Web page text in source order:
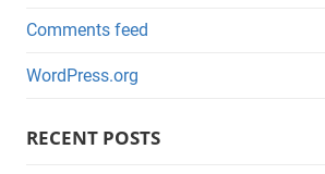
Comments feed
WordPress.org
RECENT POSTS